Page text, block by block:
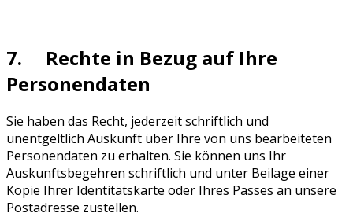
7. Rechte in Bezug auf Ihre
Personendaten
Sie haben das Recht, jederzeit schriftlich und
unentgeltlich Auskunft über Ihre von uns bearbeiteten
Personendaten zu erhalten. Sie können uns Ihr
Auskunftsbegehren schriftlich und unter Beilage einer
Kopie Ihrer Identitätskarte oder Ihres Passes an unsere
Postadresse zustellen.